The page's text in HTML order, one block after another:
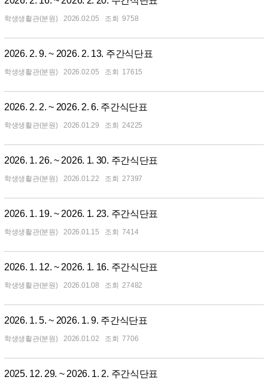
학생생활관(분원) 2026.02.05 9758
2026. 2. 9. ~ 2026. 2. 13. 주간식단표
학생생활관(분원) 2026.02.05 17615
2026. 2. 2. ~ 2026. 2. 6. 주간식단표
학생생활관(분원) 2026.01.29 24225
2026. 1. 26. ~ 2026. 1. 30. 주간식단표
학생생활관(분원) 2026.01.22 27397
2026. 1. 19. ~ 2026. 1. 23. 주간식단표
학생생활관(분원) 2026.01.15 7414
2026. 1. 12. ~ 2026. 1. 16. 주간식단표
학생생활관(분원) 2026.01.08 27482
2026. 1. 5. ~ 2026. 1. 9. 주간식단표
학생생활관(분원) 2026.01.02 7706
2025. 12. 29. ~ 2026. 1. 2. 주간식단표